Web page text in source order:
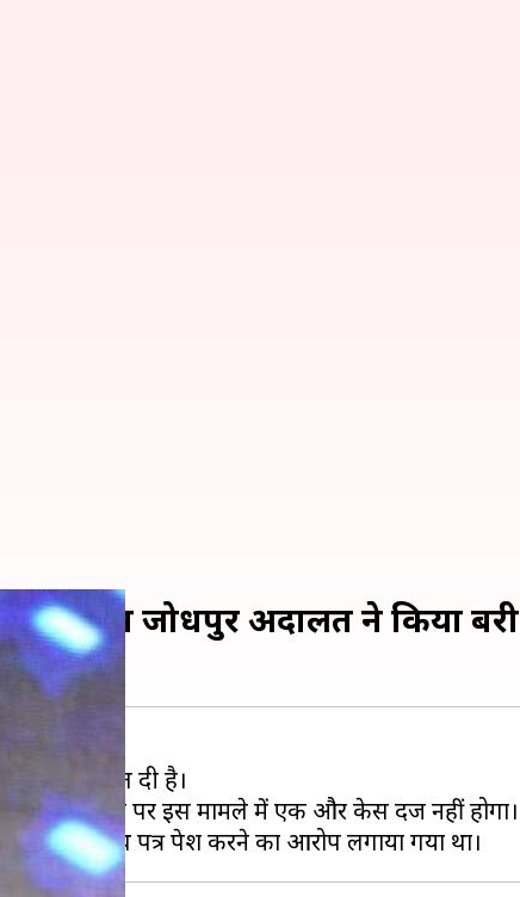
मामले में जोधपुर अदालत ने किया बरी
बड़ी राहत दी है।
अब सलमान पर इस मामले में एक और केस दर्ज नहीं होगा।